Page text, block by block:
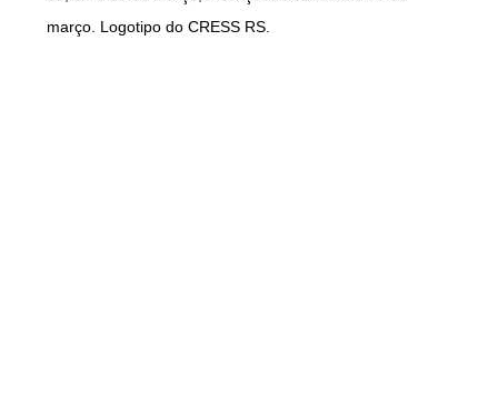
março. Logotipo do CRESS RS.